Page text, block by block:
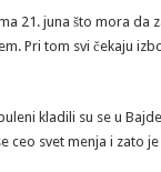
21. juna što mora da
Pri tom svi čekaju
kladili su se u
ceo svet menja i zato